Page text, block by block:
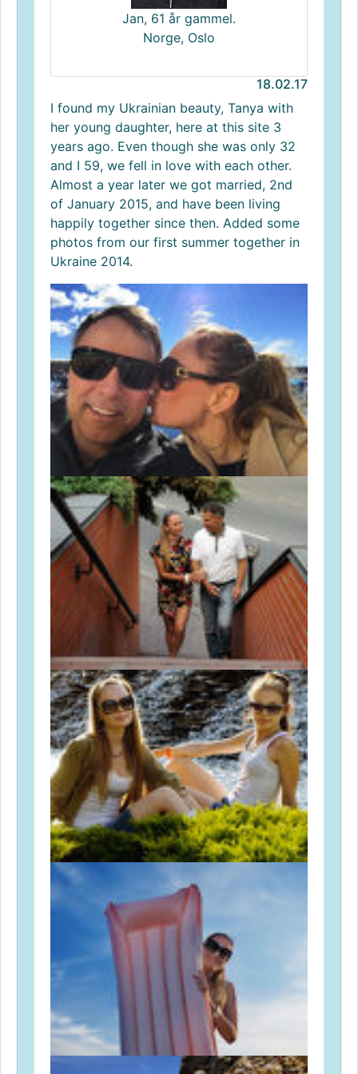
Jan, 61 år gammel.
Norge, Oslo
18.02.17
I found my Ukrainian beauty, Tanya with
her young daughter, here at this site 3
years ago. Even though she was only 32
and I 59, we fell in love with each other.
Almost a year later we got married, 2nd
of January 2015, and have been living
happily together since then. Added some
photos from our first summer together in
Ukraine 2014.